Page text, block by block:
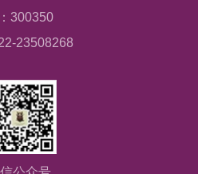
300350
23508268